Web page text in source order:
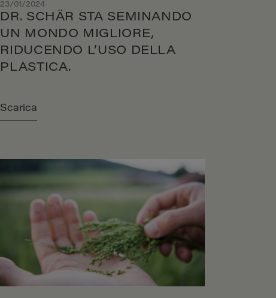
23/01/2024
DR. SCHÄR STA SEMINANDO
UN MONDO MIGLIORE,
RIDUCENDO L’USO DELLA
PLASTICA.
Scarica